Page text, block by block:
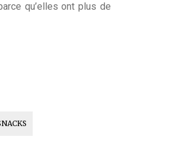
qu’elles ont plus de